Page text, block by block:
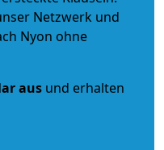
Netzwerk und
Nyon ohne
aus und erhalten